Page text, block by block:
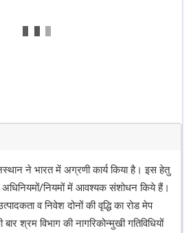
ने भारत में अग्रणी कार्य किया है। इस हेतु
अधिनियमों/नियमों में आवश्यक संशोधन किये हैं।
व निवेश दोनों की वृद्धि का रोड मेप
श्रम विभाग की नागरिकोन्मुखी गतिविधियों